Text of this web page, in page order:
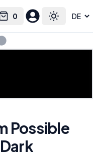
0
Cart Toggle
language
Possible